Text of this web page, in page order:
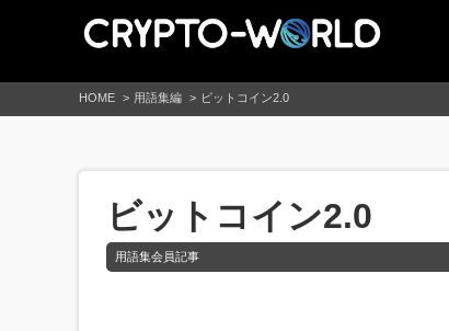
HOME 用語集編 ビットコイン2.0
ビットコイン2.0
用語集会員記事